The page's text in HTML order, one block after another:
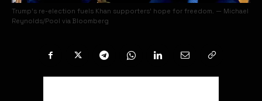
Trump’s re-election fuels Khan supporters’ hope for freedom. — Michael
Reynolds/Pool via Bloomberg